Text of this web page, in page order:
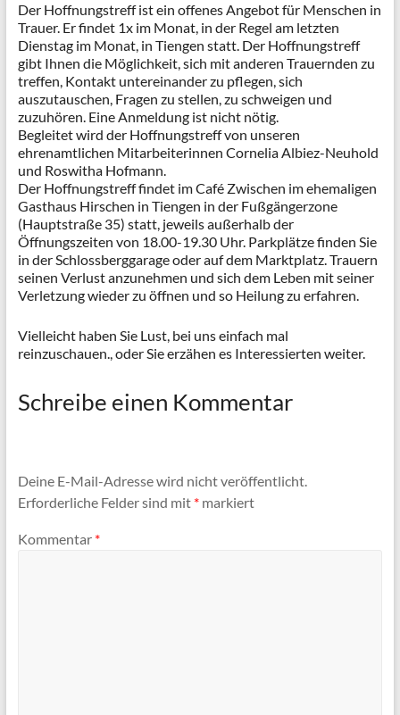
Der Hoffnungstreff ist ein offenes Angebot für Menschen in
Trauer. Er findet 1x im Monat, in der Regel am letzten
Dienstag im Monat, in Tiengen statt. Der Hoffnungstreff
gibt Ihnen die Möglichkeit, sich mit anderen Trauernden zu
treffen, Kontakt untereinander zu pflegen, sich
auszutauschen, Fragen zu stellen, zu schweigen und
zuzuhören. Eine Anmeldung ist nicht nötig.
Begleitet wird der Hoffnungstreff von unseren
ehrenamtlichen Mitarbeiterinnen Cornelia Albiez-Neuhold
und Roswitha Hofmann.
Der Hoffnungstreff findet im Café Zwischen im ehemaligen
Gasthaus Hirschen in Tiengen in der Fußgängerzone
(Hauptstraße 35) statt, jeweils außerhalb der
Öffnungszeiten von 18.00-19.30 Uhr. Parkplätze finden Sie
in der Schlossberggarage oder auf dem Marktplatz. Trauern
seinen Verlust anzunehmen und sich dem Leben mit seiner
Verletzung wieder zu öffnen und so Heilung zu erfahren.
Vielleicht haben Sie Lust, bei uns einfach mal
reinzuschauen., oder Sie erzähen es Interessierten weiter.
Schreibe einen Kommentar
Deine E-Mail-Adresse wird nicht veröffentlicht.
Erforderliche Felder sind mit *markiert
Kommentar *